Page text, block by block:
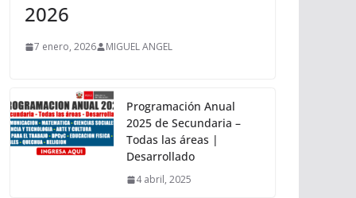
2026
7 enero, 2026 MIGUEL ANGEL
Programación Anual
2025 de Secundaria –
Todas las áreas |
Desarrollado
4 abril, 2025